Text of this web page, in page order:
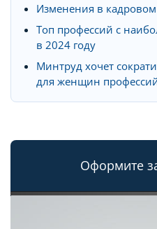
Изменения в кадровом
Топ профессий с
в 2024 году
Минтруд хочет
для женщин
Оформите